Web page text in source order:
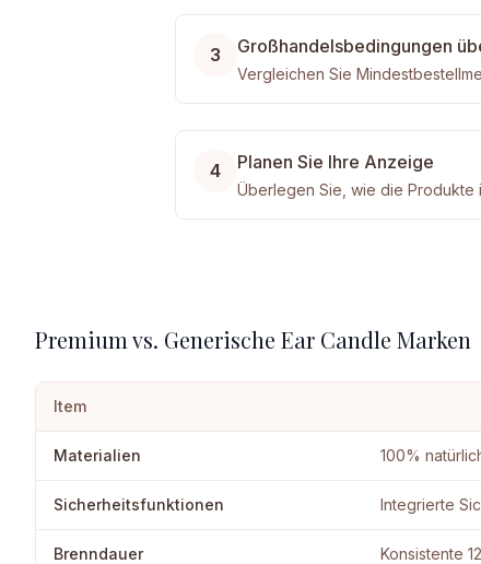
3 Großhandelsbedingungen
Vergleichen Sie
4 Planen Sie Ihre Anzeige
Überlegen Sie, wie die Produkte
Premium vs. Generische Ear Candle Marken
Item
Materialien 100%
Sicherheitsfunktionen Integrierte
Brenndauer Konsistente